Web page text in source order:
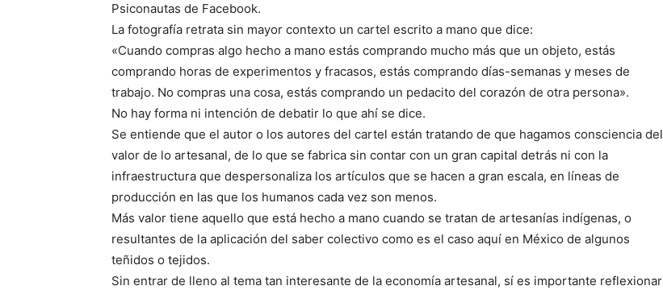
Psiconautas de Facebook.
La fotografía retrata sin mayor contexto un cartel escrito a mano que dice:
«Cuando compras algo hecho a mano estás comprando mucho más que un objeto, estás
comprando horas de experimentos y fracasos, estás comprando días-semanas y meses de
trabajo. No compras una cosa, estás comprando un pedacito del corazón de otra persona».
No hay forma ni intención de debatir lo que ahí se dice.
Se entiende que el autor o los autores del cartel están tratando de que hagamos consciencia del
valor de lo artesanal, de lo que se fabrica sin contar con un gran capital detrás ni con la
infraestructura que despersonaliza los artículos que se hacen a gran escala, en líneas de
producción en las que los humanos cada vez son menos.
Más valor tiene aquello que está hecho a mano cuando se tratan de artesanías indígenas, o
resultantes de la aplicación del saber colectivo como es el caso aquí en México de algunos
teñidos o tejidos.
Sin entrar de lleno al tema tan interesante de la economía artesanal, sí es importante reflexionar